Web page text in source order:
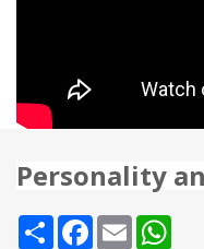
Personality
Share Facebook
Email